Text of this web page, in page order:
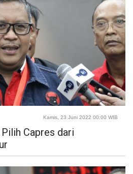
Kamis, 23 Juni 2022 00:00 WIB
Capres dari